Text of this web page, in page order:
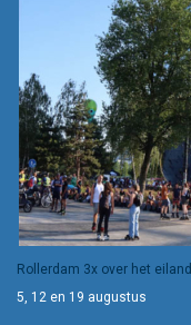
Rollerdam 3x over het eiland
5, 12 en 19 augustus